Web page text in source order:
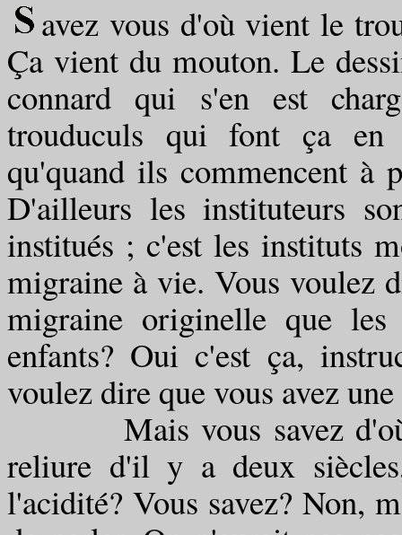
avez vous d'où vient le
Ça vient du mouton. Le
connard qui s'en est
trouduculs qui font ça en
qu'quand ils commencent à
D'ailleurs les instituteurs
institués ; c'est les instituts
migraine à vie. Vous voulez
migraine originelle que les
enfants? Oui c'est ça,
voulez dire que vous avez
Mais vous savez d'où
reliure d'il y a deux
l'acidité? Vous savez? Non,